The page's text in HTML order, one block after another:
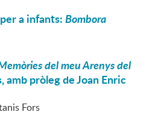
a infants:Bombora
del meu Arenys del
amb pròleg de Joan Enric
Fors